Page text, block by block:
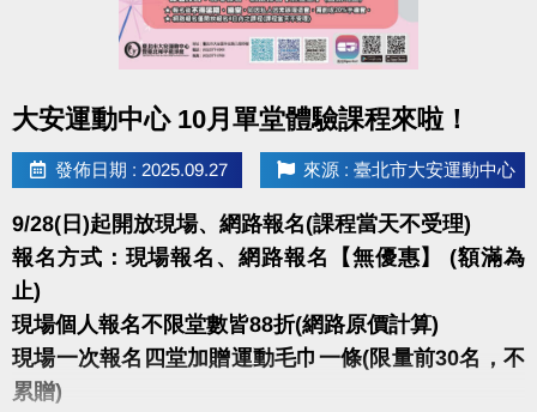
大安運動中心 10月單堂體驗課程來啦！
發佈日期 : 2025.09.27 來源 : 臺北市大安運動中心
9/28(日)起開放現場、網路報名(課程當天不受理)
報名方式：現場報名、網路報名【無優惠】 (額滿為
止)
現場個人報名不限堂數皆88折(網路原價計算)
現場一次報名四堂加贈運動毛巾一條(限量前30名，不
累贈)